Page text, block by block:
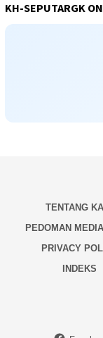
KH-SEPUTARGK
TENTANG
PEDOMAN
PRIVACY
INDEKS